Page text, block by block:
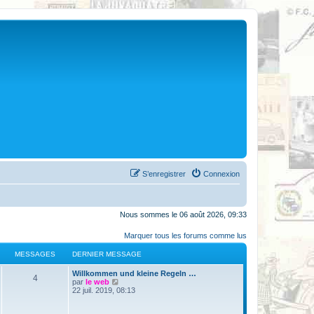
Connexion
S’enregistrer
Nous sommes le 06 août 2026, 09:33
Marquer tous les forums comme lus
MESSAGES DERNIER MESSAGE
4
Willkommen und kleine Regeln …
par le web
o
22 juil. 2019, 08:13